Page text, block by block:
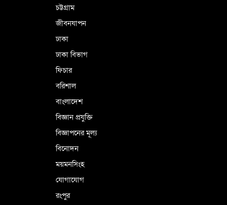
চট্টগ্রাম
জীবনযাপন
ঢাকা
ঢাকা বিভাগ
ফিচার
বরিশাল
বাংলাদেশ
বিজ্ঞান প্রযুক্তি
বিজ্ঞাপনের মূল্য
বিনোদন
ময়মনসিংহ
যোগাযোগ
রংপুর